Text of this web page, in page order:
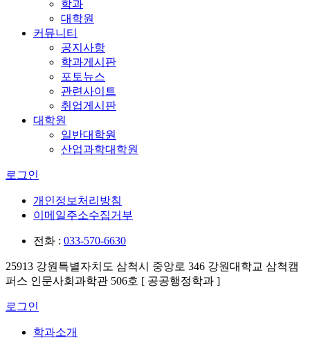
학과
대학원
커뮤니티
공지사항
학과게시판
포토뉴스
관련사이트
취업게시판
대학원
일반대학원
산업과학대학원
로그인
개인정보처리방침
이메일주소수집거부
전화 : 033-570-6630
25913 강원특별자치도 삼척시 중앙로 346 강원대학교 삼척캠
퍼스 인문사회과학관 506호 [ 공공행정학과 ]
로그인
학과소개